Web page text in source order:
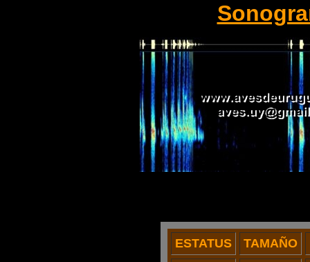
ESTATUS TAMAÑO